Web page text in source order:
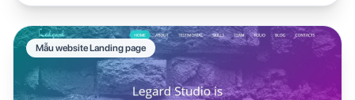
Mẫu website Landing page